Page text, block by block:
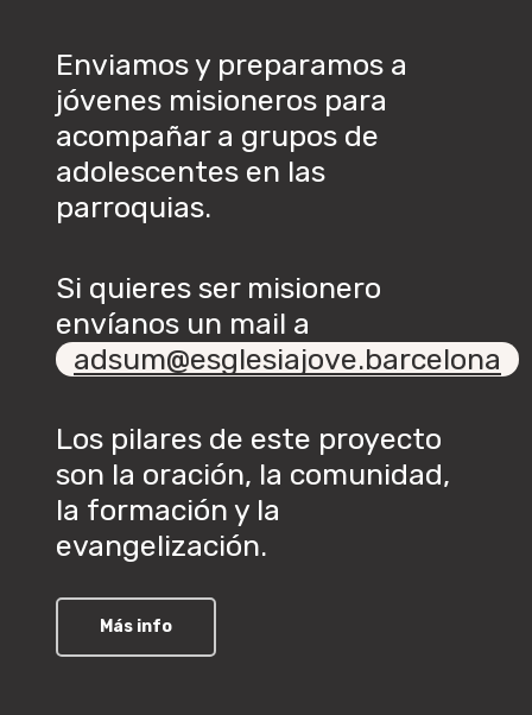
Enviamos y preparamos a
jóvenes misioneros para
acompañar a grupos de
adolescentes en las
parroquias.
Si quieres ser misionero
envíanos un mail a
adsum@esglesiajove.barcelona
Los pilares de este proyecto
son la oración, la comunidad,
la formación y la
evangelización.
Más info